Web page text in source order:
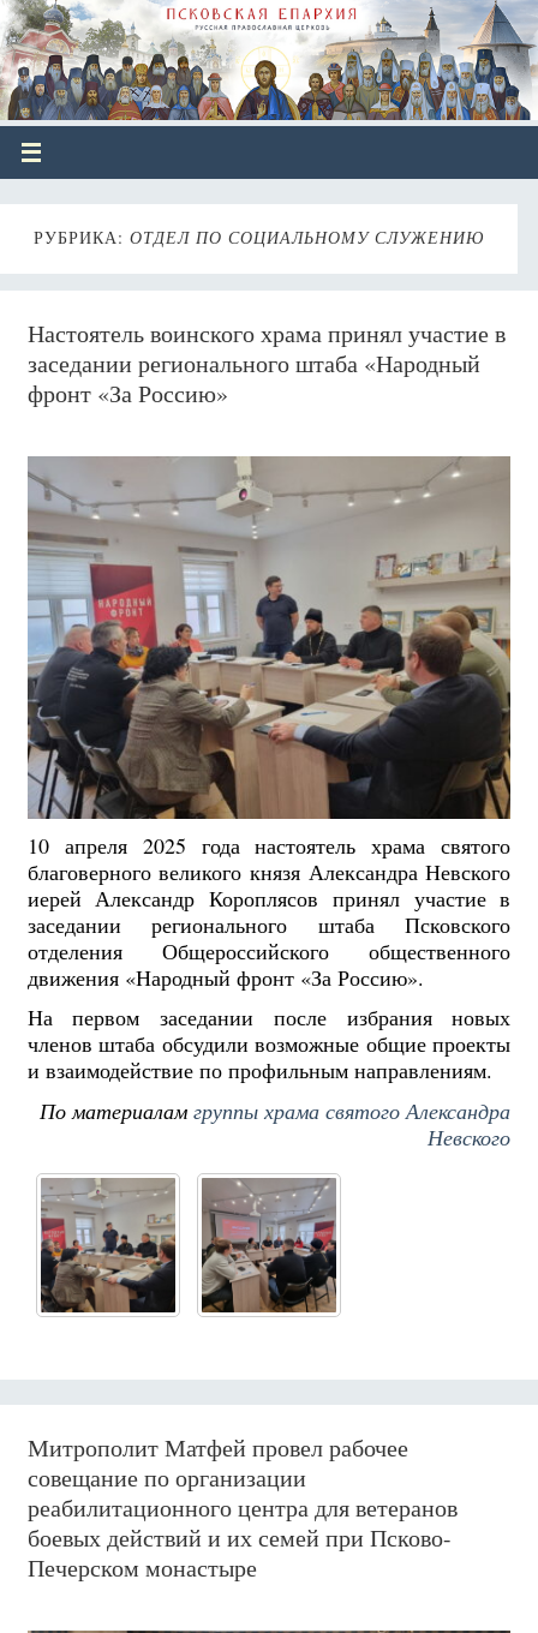
РУБРИКА: ОТДЕЛ ПО СОЦИАЛЬНОМУ СЛУЖЕНИЮ
Настоятель воинского храма принял участие в
заседании регионального штаба «Народный
фронт «За Россию»
10 апреля 2025 года настоятель храма святого
благоверного великого князя Александра Невского
иерей Александр Короплясов принял участие в
заседании регионального штаба Псковского
отделения Общероссийского общественного
движения «Народный фронт «За Россию».
На первом заседании после избрания новых
членов штаба обсудили возможные общие проекты
и взаимодействие по профильным направлениям.
По материаламгруппы храма святого Александра
Невского
Митрополит Матфей провел рабочее
совещание по организации
реабилитационного центра для ветеранов
боевых действий и их семей при Псково-
Печерском монастыре